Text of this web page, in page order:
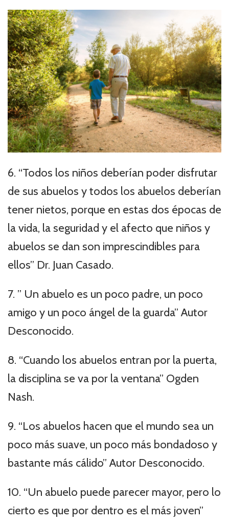
6. “Todos los niños deberían poder disfrutar
de sus abuelos y todos los abuelos deberían
tener nietos, porque en estas dos épocas de
la vida, la seguridad y el afecto que niños y
abuelos se dan son imprescindibles para
ellos” Dr. Juan Casado.
7. ” Un abuelo es un poco padre, un poco
amigo y un poco ángel de la guarda” Autor
Desconocido.
8. “Cuando los abuelos entran por la puerta,
la disciplina se va por la ventana” Ogden
Nash.
9. “Los abuelos hacen que el mundo sea un
poco más suave, un poco más bondadoso y
bastante más cálido” Autor Desconocido.
10. “Un abuelo puede parecer mayor, pero lo
cierto es que por dentro es el más joven”